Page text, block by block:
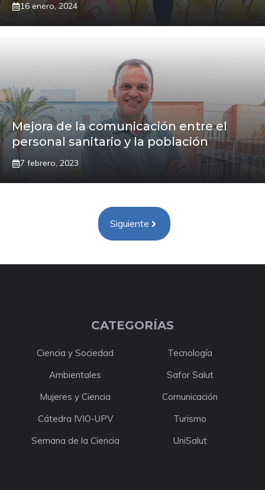
16 enero, 2024
Mejora de la comunicación entre el
personal sanitario y la población
7 febrero, 2023
Siguiente
CATEGORÍAS
Ciencia y Sociedad
Tecnología
Ambientales
Safor Salut
Mujeres y Ciencia
Comunicación
Cátedra IVIO-UPV
Turismo
Semana de la Ciencia
UniSalut